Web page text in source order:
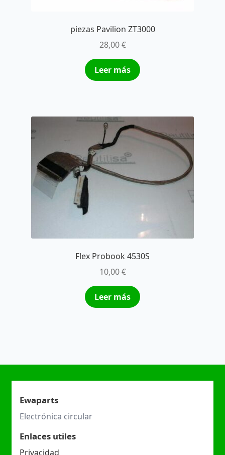
piezas Pavilion ZT3000
28,00€
Leer más
Flex Probook 4530S
10,00€
Leer más
Ewaparts
Electrónica circular
Enlaces utiles
Privacidad